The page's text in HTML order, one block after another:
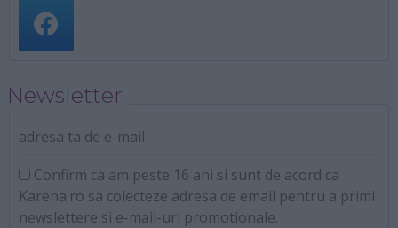
Newsletter
adresa ta de e-mail
Confirm ca am peste 16 ani si sunt de acord ca
Karena.ro sa colecteze adresa de email pentru a primi
newslettere si e-mail-uri promotionale.